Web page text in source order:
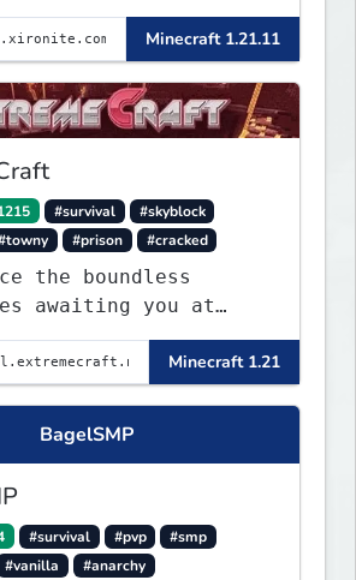
Minecraft 1.21.11
#survival
#skyblock
#prison #cracked
the boundless
awaiting you at
a plethora of
game modes,
and innovative new
Minecraft 1.21
BagelSMP
#survival #pvp
#smp
#vanilla #anarchy